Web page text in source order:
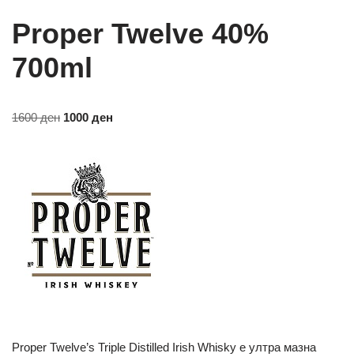
Proper Twelve 40%
700ml
1600ден 1000 ден
Proper Twelve’s Triple Distilled Irish Whisky е ултра мазна